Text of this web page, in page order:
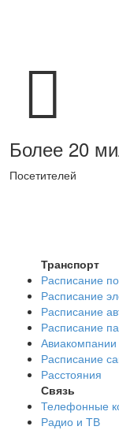
Более 20
Посетителей
Транспорт
Расписание
Расписание
Расписание
Расписание
Авиакомпании
Расписание
Расстояния
Связь
Телефонные
Радио и ТВ